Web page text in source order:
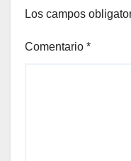
Los campos
Comentario *